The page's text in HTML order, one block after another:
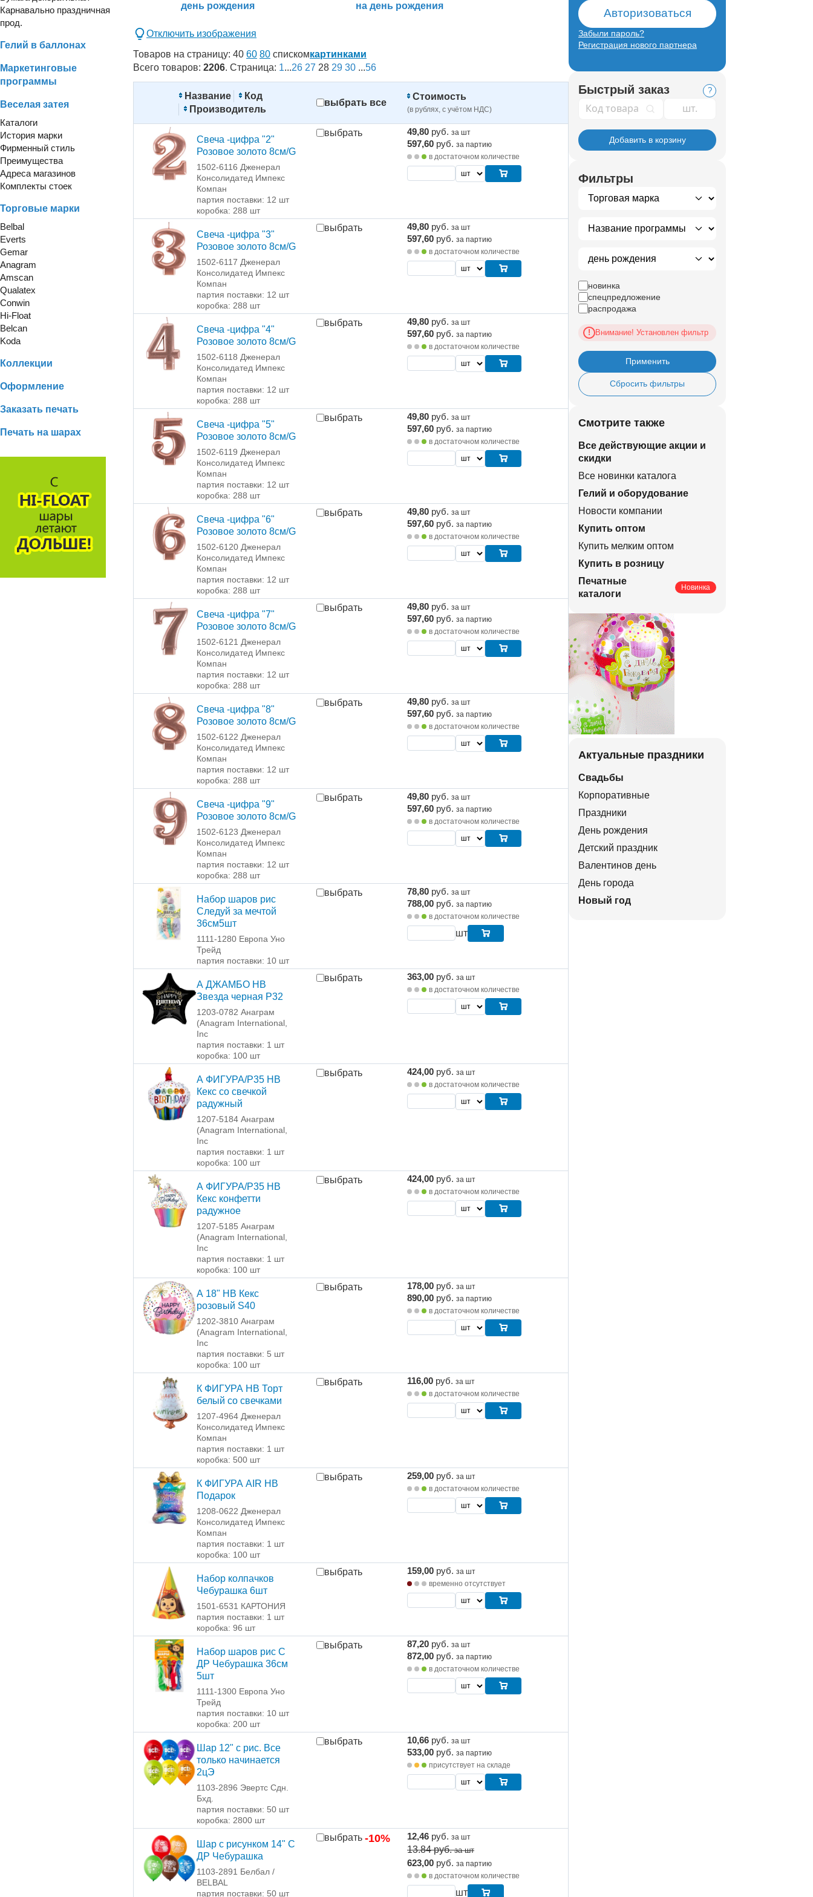
Карнавально праздничная
прод.
Гелий в баллонах
Маркетинговые
программы
Веселая затея
Каталоги
История марки
Фирменный стиль
Преимущества
Адреса магазинов
Комплекты стоек
Торговые марки
Belbal
Everts
Gemar
Anagram
Amscan
Qualatex
Conwin
Hi-Float
Belcan
Koda
Коллекции
Оформление
Заказать печать
Печать на шарах
день рождения
на день рождения
Отключить изображения
Товаров на страницу: 40 60 80 спискомкартинками
Всего товаров: 2206. Страница: 1...26 27 28 29 30 ...56
Название
Код
Производитель
выбрать все
Стоимость
(в рублях, с учётом НДС)
Свеча -цифра "2"
Розовое золото 8см/G
1502-6116 Дженерал
Консолидатед Импекс
Компан
партия поставки: 12 шт
коробка: 288 шт
выбрать 49,80 руб. за шт
597,60 руб. за партию
в достаточном количестве
Свеча -цифра "3"
Розовое золото 8см/G
1502-6117 Дженерал
Консолидатед Импекс
Компан
партия поставки: 12 шт
коробка: 288 шт
выбрать 49,80 руб. за шт
597,60 руб. за партию
в достаточном количестве
Свеча -цифра "4"
Розовое золото 8см/G
1502-6118 Дженерал
Консолидатед Импекс
Компан
партия поставки: 12 шт
коробка: 288 шт
выбрать 49,80 руб. за шт
597,60 руб. за партию
в достаточном количестве
Свеча -цифра "5"
Розовое золото 8см/G
1502-6119 Дженерал
Консолидатед Импекс
Компан
партия поставки: 12 шт
коробка: 288 шт
выбрать 49,80 руб. за шт
597,60 руб. за партию
в достаточном количестве
Свеча -цифра "6"
Розовое золото 8см/G
1502-6120 Дженерал
Консолидатед Импекс
Компан
партия поставки: 12 шт
коробка: 288 шт
выбрать 49,80 руб. за шт
597,60 руб. за партию
в достаточном количестве
Свеча -цифра "7"
Розовое золото 8см/G
1502-6121 Дженерал
Консолидатед Импекс
Компан
партия поставки: 12 шт
коробка: 288 шт
выбрать 49,80 руб. за шт
597,60 руб. за партию
в достаточном количестве
Свеча -цифра "8"
Розовое золото 8см/G
1502-6122 Дженерал
Консолидатед Импекс
Компан
партия поставки: 12 шт
коробка: 288 шт
выбрать 49,80 руб. за шт
597,60 руб. за партию
в достаточном количестве
Свеча -цифра "9"
Розовое золото 8см/G
1502-6123 Дженерал
Консолидатед Импекс
Компан
партия поставки: 12 шт
коробка: 288 шт
выбрать 49,80 руб. за шт
597,60 руб. за партию
в достаточном количестве
Набор шаров рис
Следуй за мечтой
36см5шт
1111-1280 Европа Уно
Трейд
партия поставки: 10 шт
выбрать 78,80 руб. за шт
788,00 руб. за партию
в достаточном количестве
шт
А ДЖАМБО HB
Звезда черная P32
1203-0782 Анаграм
(Anagram International,
Inc
партия поставки: 1 шт
коробка: 100 шт
выбрать 363,00 руб. за шт
в достаточном количестве
А ФИГУРА/P35 HB
Кекс со свечкой
радужный
1207-5184 Анаграм
(Anagram International,
Inc
партия поставки: 1 шт
коробка: 100 шт
выбрать 424,00 руб. за шт
в достаточном количестве
А ФИГУРА/P35 HB
Кекс конфетти
радужное
1207-5185 Анаграм
(Anagram International,
Inc
партия поставки: 1 шт
коробка: 100 шт
выбрать 424,00 руб. за шт
в достаточном количестве
А 18" HB Кекс
розовый S40
1202-3810 Анаграм
(Anagram International,
Inc
партия поставки: 5 шт
коробка: 100 шт
выбрать 178,00 руб. за шт
890,00 руб. за партию
в достаточном количестве
К ФИГУРА HB Торт
белый со свечками
1207-4964 Дженерал
Консолидатед Импекс
Компан
партия поставки: 1 шт
коробка: 500 шт
выбрать 116,00 руб. за шт
в достаточном количестве
К ФИГУРА AIR HB
Подарок
1208-0622 Дженерал
Консолидатед Импекс
Компан
партия поставки: 1 шт
коробка: 100 шт
выбрать 259,00 руб. за шт
в достаточном количестве
Набор колпачков
Чебурашка 6шт
1501-6531 КАРТОНИЯ
партия поставки: 1 шт
коробка: 96 шт
выбрать 159,00 руб. за шт
временно отсутствует
Набор шаров рис С
ДР Чебурашка 36см
5шт
1111-1300 Европа Уно
Трейд
партия поставки: 10 шт
коробка: 200 шт
выбрать 87,20 руб. за шт
872,00 руб. за партию
в достаточном количестве
Шар 12" с рис. Все
только начинается
2цЭ
1103-2896 Эвертс Сдн.
Бхд.
партия поставки: 50 шт
коробка: 2800 шт
выбрать 10,66 руб. за шт
533,00 руб. за партию
присутствует на складе
Шар с рисунком 14" С
ДР Чебурашка
1103-2891 Белбал /
BELBAL
партия поставки: 50 шт
-10%
выбрать 12,46 руб. за шт
13.84руб. за шт
623,00 руб. за партию
в достаточном количестве
шт
Авторизоваться
Забыли пароль?
Регистрация нового партнера
Быстрый заказ ?
Код товара
Добавить в корзину
Фильтры
новинка
спецпредложение
распродажа
! Внимание! Установлен фильтр
Применить
Сбросить фильтры
Смотрите также
Все действующие акции и
скидки
Все новинки каталога
Гелий и оборудование
Новости компании
Купить оптом
Купить мелким оптом
Купить в розницу
Печатные
каталоги
Новинка
Актуальные праздники
Свадьбы
Корпоративные
Праздники
День рождения
Детский праздник
Валентинов день
День города
Новый год